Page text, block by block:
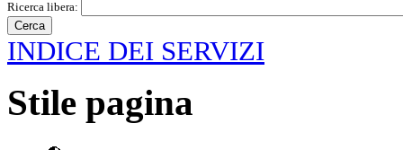
Ricerca libera:
INDICE DEI SERVIZI
Stile pagina